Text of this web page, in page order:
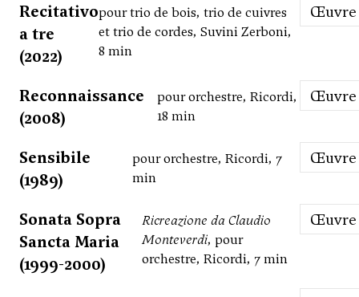
Recitativo
a tre
(2022)
pour trio de bois, trio de cuivres
et trio de cordes, Suvini Zerboni,
8 min
Œuvre
Reconnaissance
(2008)
pour orchestre, Ricordi,
18 min
Œuvre
Sensibile
(1989)
pour orchestre, Ricordi, 7
min
Œuvre
Sonata Sopra
Sancta Maria
(1999-2000)
Ricreazione da Claudio
Monteverdi, pour
orchestre, Ricordi, 7 min
Œuvre